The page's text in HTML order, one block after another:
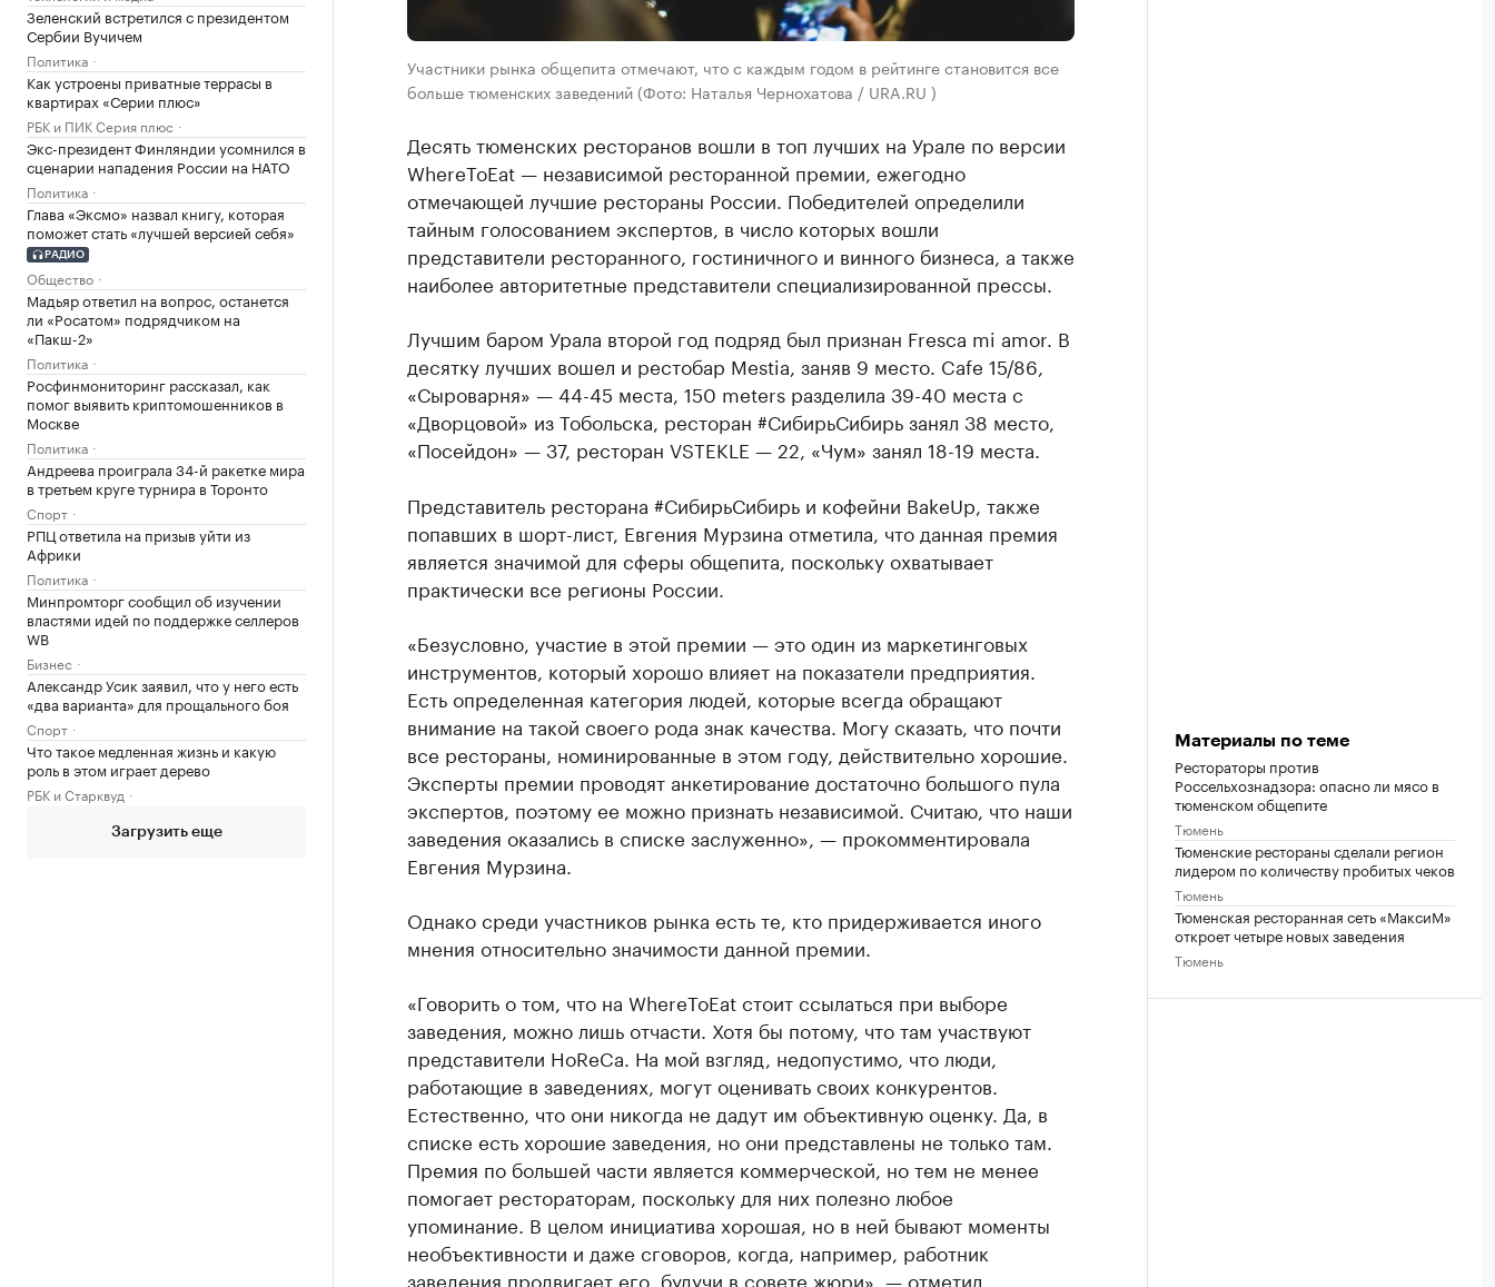
Зеленский встретился с президентом
Сербии Вучичем
Политика
Как устроены приватные террасы в
квартирах «Серии плюс»
РБК и ПИК Серия плюс
Экс-президент Финляндии усомнился в
сценарии нападения России на НАТО
Политика
Глава «Эксмо» назвал книгу, которая
поможет стать «лучшей версией себя»
РАДИО
Общество
Мадьяр ответил на вопрос, останется
ли «Росатом» подрядчиком на
«Пакш-2»
Политика
Росфинмониторинг рассказал, как
помог выявить криптомошенников в
Москве
Политика
Андреева проиграла 34-й ракетке мира
в третьем круге турнира в Торонто
Спорт
РПЦ ответила на призыв уйти из
Африки
Политика
Минпромторг сообщил об изучении
властями идей по поддержке селлеров
WB
Бизнес
Александр Усик заявил, что у него есть
«два варианта» для прощального боя
Спорт
Что такое медленная жизнь и какую
роль в этом играет дерево
РБК и Старквуд
Загрузить еще
Участники рынка общепита отмечают, что с каждым годом в рейтинге становится все
больше тюменских заведений (Фото: Наталья Чернохатова / URA.RU )
Десять тюменских ресторанов вошли в топ лучших на Урале по версии
WhereToEat — независимой ресторанной премии, ежегодно
отмечающей лучшие рестораны России. Победителей определили
тайным голосованием экспертов, в число которых вошли
представители ресторанного, гостиничного и винного бизнеса, а также
наиболее авторитетные представители специализированной прессы.
Лучшим баром Урала второй год подряд был признан Fresca mi amor. В
десятку лучших вошел и рестобар Mestia, заняв 9 место. Cafe 15/86,
«Сыроварня» — 44-45 места, 150 meters разделила 39-40 места с
«Дворцовой» из Тобольска, ресторан #СибирьСибирь занял 38 место,
«Посейдон» — 37, ресторан VSTEKLE — 22, «Чум» занял 18-19 места.
Представитель ресторана #СибирьСибирь и кофейни BakeUp, также
попавших в шорт-лист, Евгения Мурзина отметила, что данная премия
является значимой для сферы общепита, поскольку охватывает
практически все регионы России.
«Безусловно, участие в этой премии — это один из маркетинговых
инструментов, который хорошо влияет на показатели предприятия.
Есть определенная категория людей, которые всегда обращают
внимание на такой своего рода знак качества. Могу сказать, что почти
все рестораны, номинированные в этом году, действительно хорошие.
Эксперты премии проводят анкетирование достаточно большого пула
экспертов, поэтому ее можно признать независимой. Считаю, что наши
заведения оказались в списке заслуженно», — прокомментировала
Евгения Мурзина.
Однако среди участников рынка есть те, кто придерживается иного
мнения относительно значимости данной премии.
«Говорить о том, что на WhereToEat стоит ссылаться при выборе
заведения, можно лишь отчасти. Хотя бы потому, что там участвуют
представители HoReCa. На мой взгляд, недопустимо, что люди,
работающие в заведениях, могут оценивать своих конкурентов.
Естественно, что они никогда не дадут им объективную оценку. Да, в
списке есть хорошие заведения, но они представлены не только там.
Премия по большей части является коммерческой, но тем не менее
помогает рестораторам, поскольку для них полезно любое
упоминание. В целом инициатива хорошая, но в ней бывают моменты
необъективности и даже сговоров, когда, например, работник
заведения продвигает его, будучи в совете жюри», — отметил
Материалы по теме
Рестораторы против
Россельхознадзора: опасно ли мясо в
тюменском общепите
Тюмень
Тюменские рестораны сделали регион
лидером по количеству пробитых чеков
Тюмень
Тюменская ресторанная сеть «МаксиМ»
откроет четыре новых заведения
Тюмень